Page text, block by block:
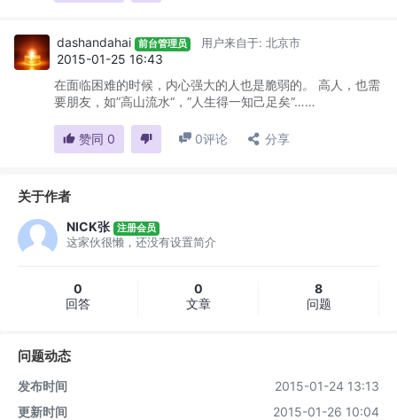
dashandahai 前台管理员 用户来自于: 北京市
2015-01-25 16:43
在面临困难的时候，内心强大的人也是脆弱的。 高人，也需
要朋友，如”高山流水“，”人生得一知己足矣“……
赞同 0 0评论 分享
关于作者
NICK张 注册会员
这家伙很懒，还没有设置简介
0
回答
0
文章
8
问题
问题动态
发布时间
2015-01-24 13:13
更新时间
2015-01-26 10:04